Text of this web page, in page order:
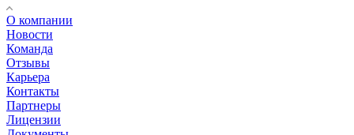
О компании
Новости
Команда
Отзывы
Карьера
Контакты
Партнеры
Лицензии